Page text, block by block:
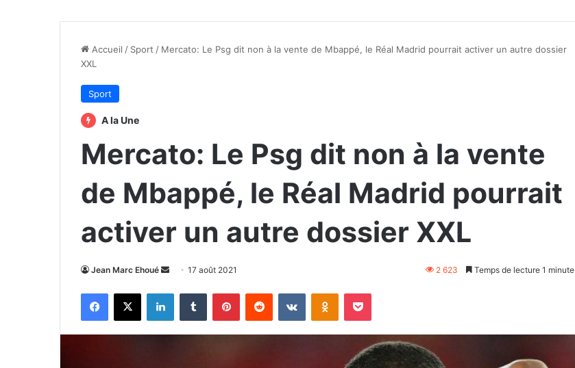
Accueil / Sport / Mercato: Le Psg dit non à la vente de Mbappé, le Réal Madrid pourrait activer un autre dossier
XXL
Sport
A la Une
Mercato: Le Psg dit non à la vente
de Mbappé, le Réal Madrid pourrait
activer un autre dossier XXL
Jean Marc Ehoué
Envoyer
courriel
17 août 2021 2 623 Temps de lecture 1 minute
Facebook
X LinkedinTumblr PinterestReddit VKontakteOdnoklassniki
Pocket